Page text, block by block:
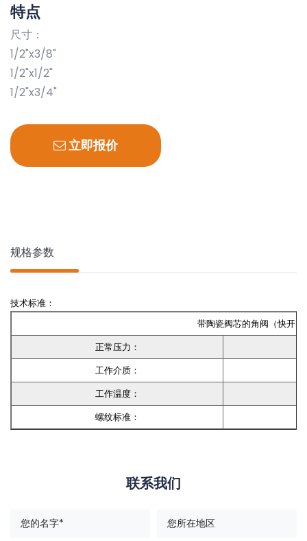
特点
尺寸：
1/2"x3/8"
1/2"x1/2"
1/2"x3/4"
立即报价
规格参数
技术标准：
带陶瓷阀芯的角阀（快开）
正常压力：
工作介质：
工作温度：
螺纹标准：
联系我们